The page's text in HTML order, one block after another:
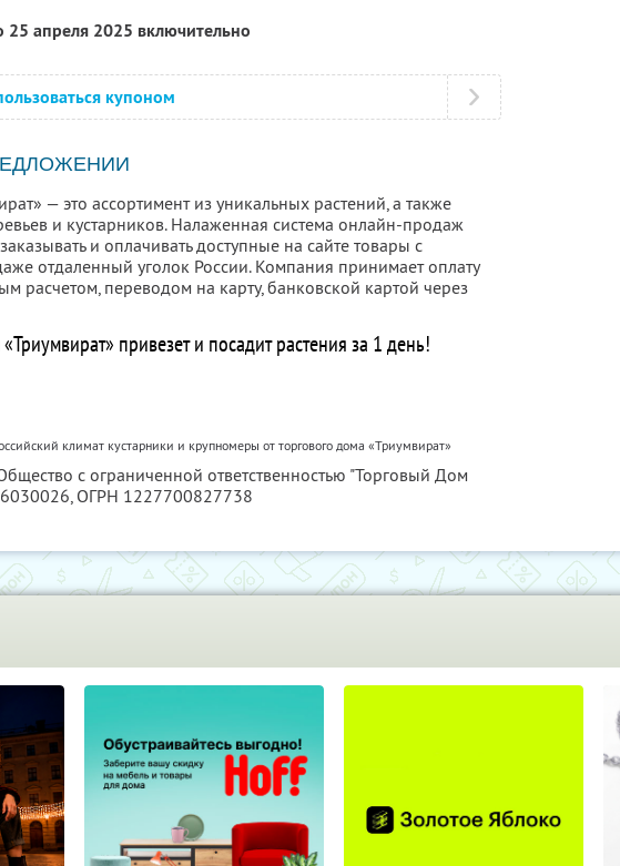
25 апреля 2025 включительно
купоном
— это ассортимент из уникальных растений, а также
и кустарников. Налаженная система онлайн-продаж
и оплачивать доступные на сайте товары с
отдаленный уголок России. Компания принимает оплату
расчетом, переводом на карту, банковской картой через
привезет и посадит растения за 1 день!
климат кустарники и крупномеры от торгового дома «Триумвират»
с ограниченной ответственностью "Торговый Дом
, ОГРН 1227700827738